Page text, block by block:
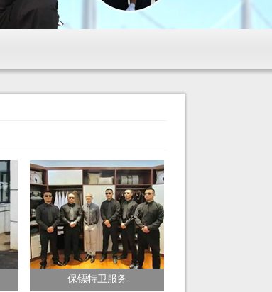
保镖特卫服务